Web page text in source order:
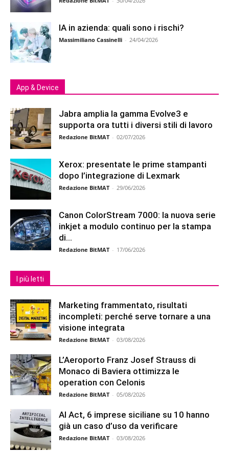
IA in azienda: quali sono i rischi?
Massimiliano Cassinelli - 24/04/2026
App & Device
Jabra amplia la gamma Evolve3 e
supporta ora tutti i diversi stili di lavoro
Redazione BitMAT - 02/07/2026
Xerox: presentate le prime stampanti
dopo l’integrazione di Lexmark
Redazione BitMAT - 29/06/2026
Canon ColorStream 7000: la nuova serie
inkjet a modulo continuo per la stampa
di...
Redazione BitMAT - 17/06/2026
I più letti
Marketing frammentato, risultati
incompleti: perché serve tornare a una
visione integrata
Redazione BitMAT - 03/08/2026
L’Aeroporto Franz Josef Strauss di
Monaco di Baviera ottimizza le
operation con Celonis
Redazione BitMAT - 05/08/2026
AI Act, 6 imprese siciliane su 10 hanno
già un caso d’uso da verificare
Redazione BitMAT - 03/08/2026